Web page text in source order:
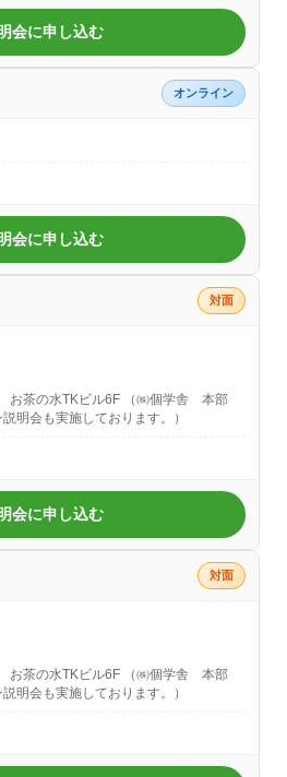
会に申し込む
オンライン
会に申し込む
対面
お茶の水TKビル6F （㈱個学舎 本部
明会も実施しております。）
会に申し込む
対面
お茶の水TKビル6F （㈱個学舎 本部
明会も実施しております。）